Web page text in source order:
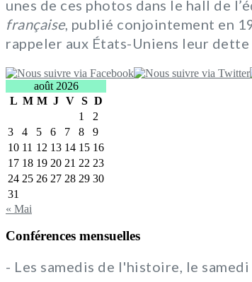
unes de ces photos dans le hall de
française, publié conjointement en
rappeler aux États-Uniens leur
août 2026
L M M J V S D
1
2
3
4 5 6 7 8
9
10 11 12 13 14 15 16
17 18 19 20 21 22 23
24 25 26 27 28 29 30
31
« Mai
Conférences mensuelles
- Les samedis de l'histoire, le